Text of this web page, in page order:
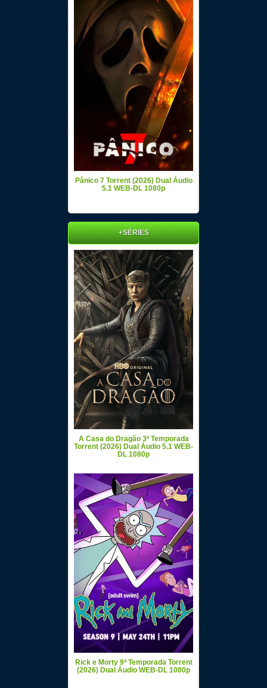
Pânico 7 Torrent (2026) Dual Áudio
5.1 WEB-DL 1080p
+SÉRIES
A Casa do Dragão 3ª Temporada
Torrent (2026) Dual Áudio 5.1 WEB-
DL 1080p
Rick e Morty 9ª Temporada Torrent
(2026) Dual Áudio WEB-DL 1080p